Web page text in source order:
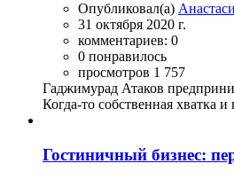
Опубликовал(а)
31 октября 2020 г.
комментариев: 0
0 понравилось
просмотров 1 757
Гаджимурад Атаков
Когда-то собственная хватка
Гостиничный бизнес: